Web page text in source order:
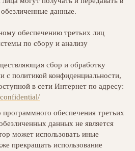
данные.
обеспечению третьих лиц
по сбору и анализу
сбор и обработку
с политикой конфиденциальности,
в сети Интернет по адресу:
обеспечения третьих
данных не является
может использовать иные
прекращать использование